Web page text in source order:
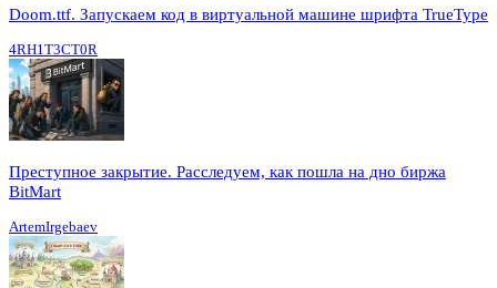
Doom.ttf. Запускаем код в виртуальной машине шрифта TrueType
4RH1T3CT0R
Преступное закрытие. Расследуем, как пошла на дно биржа
BitMart
ArtemIrgebaev